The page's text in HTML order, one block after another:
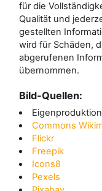
für die
Qualität und
gestellten
wird für Schäden,
abgerufenen
übernommen.
Bild-Quellen:
Commons
Flickr
Freepik
Icons8
Pexels